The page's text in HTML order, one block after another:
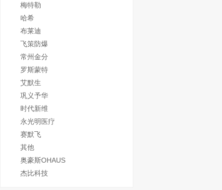
梅特勒
哈希
布莱迪
飞策防爆
常州金分
罗斯蒙特
艾默生
巩义予华
时代新维
永光明医疗
赛默飞
其他
奥豪斯OHAUS
杰比科技